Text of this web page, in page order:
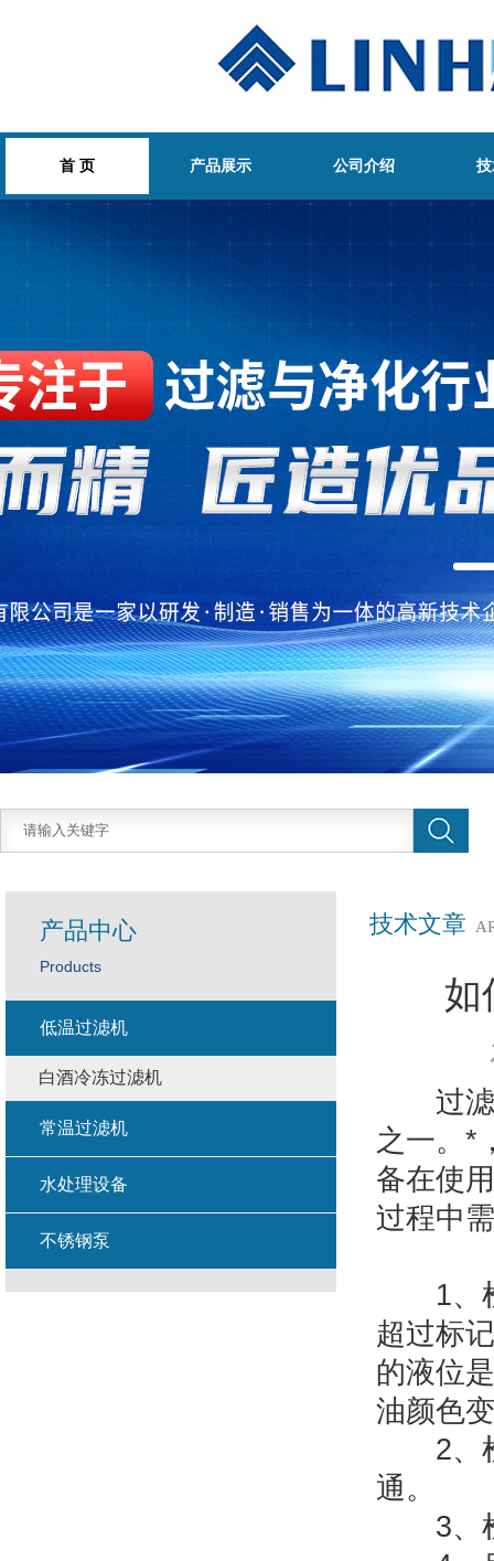
首 页 产品展示 公司介绍
技术文章
如
过滤
之一。*
备在使
过程中
1、检
超过标
的液位
油颜色
2、检
通。
3、检
产品中心
Products
低温过滤机
白酒冷冻过滤机
常温过滤机
水处理设备
不锈钢泵